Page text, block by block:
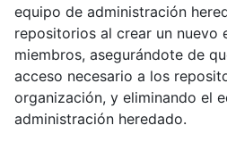
equipo de administración
repositorios al crear un nuevo
miembros, asegurándote de
acceso necesario a los
organización, y eliminando el
administración heredado.